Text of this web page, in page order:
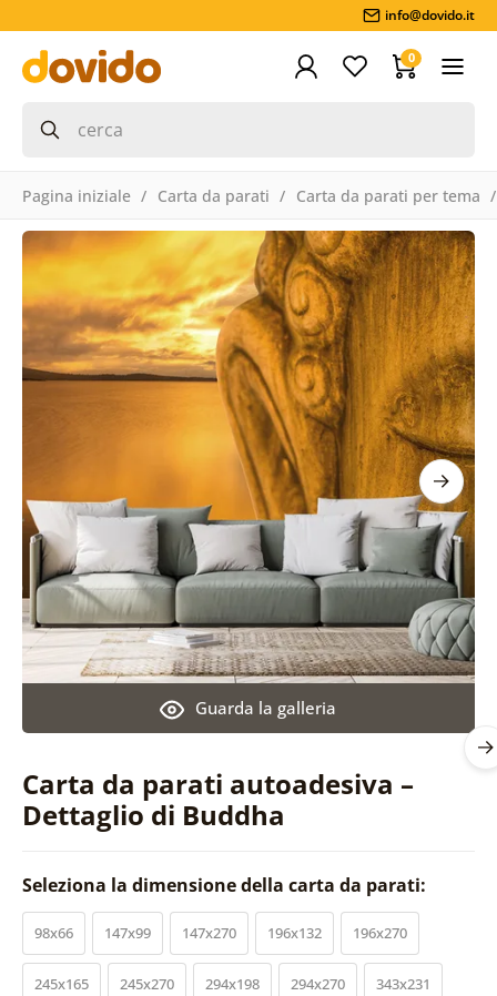
info@dovido.it
0
Pagina iniziale Carta da parati Carta da parati per tema
Carta da parati autoadesiva –
Dettaglio di Buddha
Guarda la galleria
Seleziona la dimensione della carta da parati:
98x66 147x99 147x270 196x132 196x270
245x165 245x270 294x198 294x270 343x231